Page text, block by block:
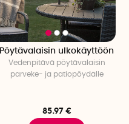
Pöytävalaisin ulkokäyttöön
Vedenpitävä pöytävalaisin
parveke- ja patiopöydälle
85.97 €